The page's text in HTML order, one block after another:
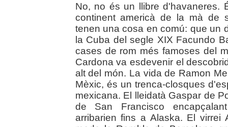
No, no és un llibre d'havaneres.
continent americà de la mà de
tenen una cosa en comú: que un
la Cuba del segle XIX Facundo
cases de rom més famoses del
Cardona va esdevenir el
alt del món. La vida de Ramon
Mèxic, és un trenca-closques
mexicana. El lleidatà Gaspar de
de San Francisco
arribarien fins a Alaska. El